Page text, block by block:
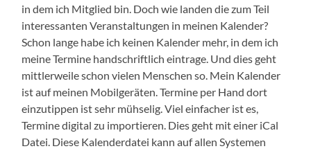
in dem ich Mitglied bin. Doch wie landen die zum Teil
interessanten Veranstaltungen in meinen Kalender?
Schon lange habe ich keinen Kalender mehr, in dem ich
meine Termine handschriftlich eintrage. Und dies geht
mittlerweile schon vielen Menschen so. Mein Kalender
ist auf meinen Mobilgeräten. Termine per Hand dort
einzutippen ist sehr mühselig. Viel einfacher ist es,
Termine digital zu importieren. Dies geht mit einer iCal
Datei. Diese Kalenderdatei kann auf allen Systemen